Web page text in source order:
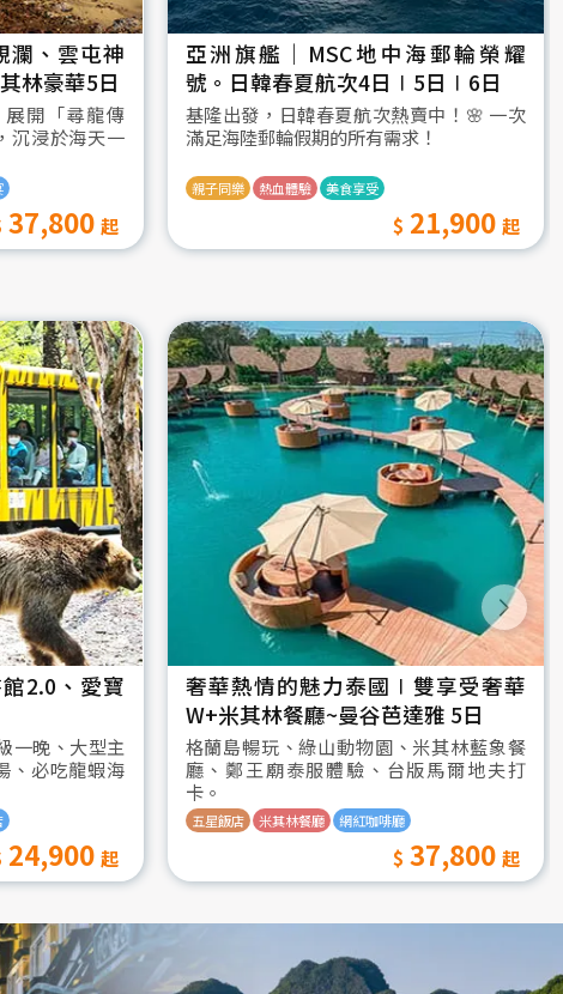
瀾、雲屯神
林豪華5日
開「尋龍傳
沉浸於海天一
37,800
亞洲旗艦｜MSC地中海郵輪榮耀
號。日韓春夏航次4日∣5日∣6日
基隆出發，日韓春夏航次熱賣中！🌸 一次
滿足海陸郵輪假期的所有需求！
親子同樂 熱血體驗 美食享受
21,900
2.0、愛寶
一晚、大型主
、必吃龍蝦海
24,900
奢華熱情的魅力泰國∣雙享受奢華
W+米其林餐廳~曼谷芭達雅 5日
格蘭島暢玩、綠山動物園、米其林藍象餐
廳、鄭王廟泰服體驗、台版馬爾地夫打
卡。
五星飯店 米其林餐廳 網紅咖啡廳
37,800